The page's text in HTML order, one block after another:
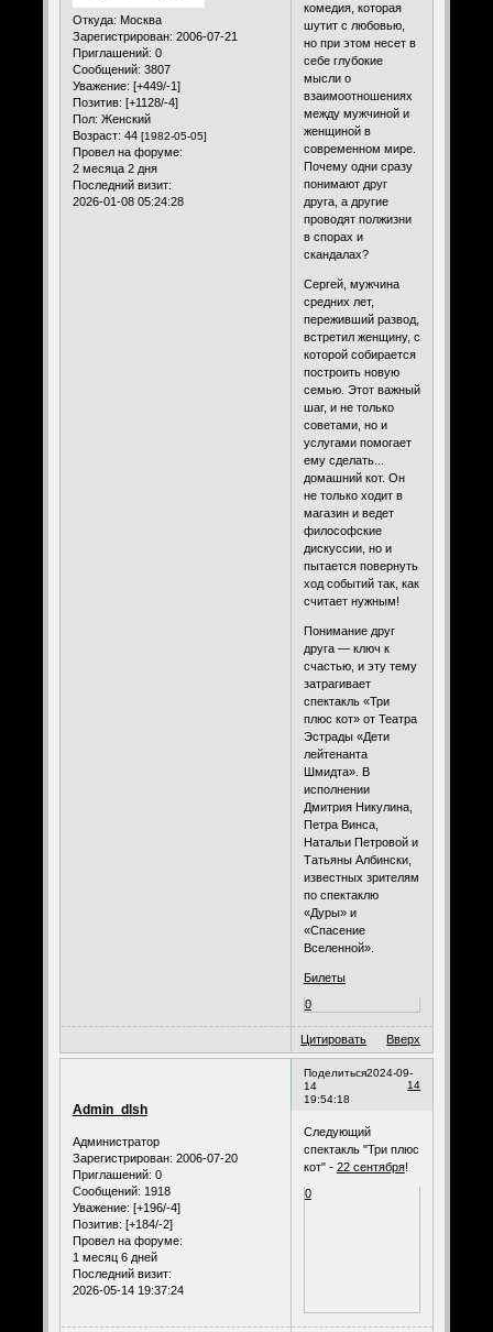
Откуда: Москва
Зарегистрирован: 2006-07-21
Приглашений: 0
Сообщений: 3807
Уважение: [+449/-1]
Позитив: [+1128/-4]
Пол: Женский
Возраст: 44 [1982-05-05]
Провел на форуме:
2 месяца 2 дня
Последний визит:
2026-01-08 05:24:28
комедия, которая
шутит с любовью,
но при этом несет в
себе глубокие
мысли о
взаимоотношениях
между мужчиной и
женщиной в
современном мире.
Почему одни сразу
понимают друг
друга, а другие
проводят полжизни
в спорах и
скандалах?
Сергей, мужчина
средних лет,
переживший развод,
встретил женщину, с
которой собирается
построить новую
семью. Этот важный
шаг, и не только
советами, но и
услугами помогает
ему сделать...
домашний кот. Он
не только ходит в
магазин и ведет
философские
дискуссии, но и
пытается повернуть
ход событий так, как
считает нужным!
Понимание друг
друга — ключ к
счастью, и эту тему
затрагивает
спектакль «Три
плюс кот» от Театра
Эстрады «Дети
лейтенанта
Шмидта». В
исполнении
Дмитрия Никулина,
Петра Винса,
Натальи Петровой и
Татьяны Албински,
известных зрителям
по спектаклю
«Дуры» и
«Спасение
Вселенной».
Билеты
0
Цитировать Вверх
Поделиться
14
2024-09-
14
19:54:18
Admin_dlsh
Администратор
Зарегистрирован: 2006-07-20
Приглашений: 0
Сообщений: 1918
Уважение: [+196/-4]
Позитив: [+184/-2]
Провел на форуме:
1 месяц 6 дней
Последний визит:
2026-05-14 19:37:24
Следующий
спектакль "Три плюс
кот" - 22 сентября!
0